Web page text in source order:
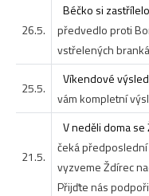
26.5.
Béčko si
předvedlo proti
vstřelených
25.5.
Víkendové
vám kompletní
21.5.
V neděli doma se
čeká
vyzveme Ždírec
Přijďte nás